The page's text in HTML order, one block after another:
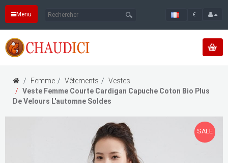
Menu €
Femme Vêtements
Vestes
Veste Femme Courte Cardigan Capuche Coton Bio Plus
De Velours L'automne Soldes
SALE